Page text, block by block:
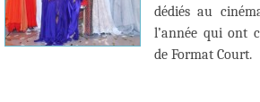
dédiés au
l’année qui ont
de Format Court.